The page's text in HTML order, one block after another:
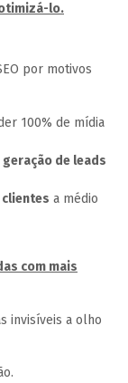
lo.
por motivos
100% de mídia
geração de leads
a médio
com mais
invisíveis a olho